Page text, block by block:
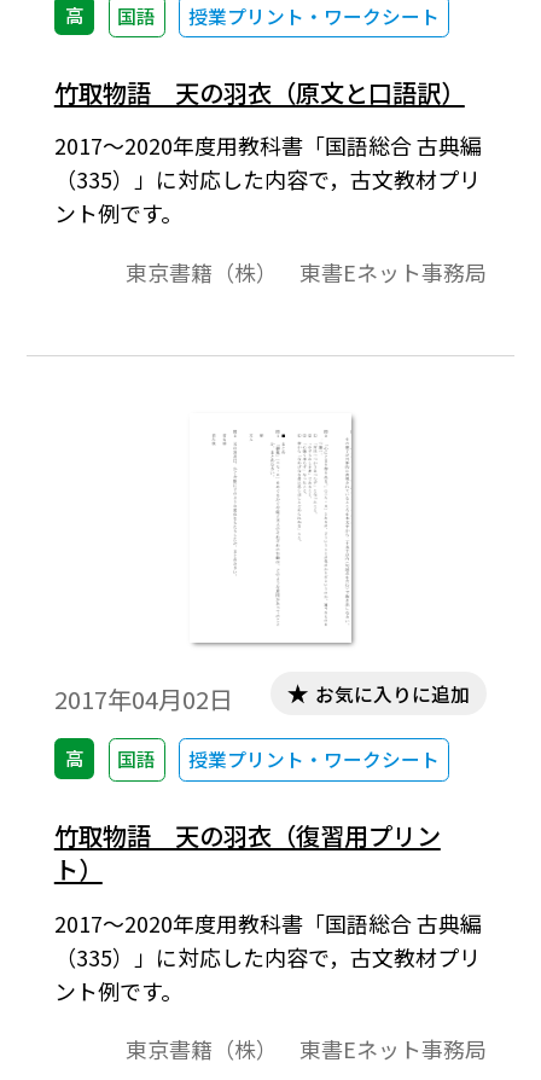
高 国語 授業プリント・ワークシート
竹取物語 天の羽衣（原文と口語訳）
2017～2020年度用教科書「国語総合 古典編
（335）」に対応した内容で，古文教材プリ
ント例です。
東京書籍（株） 東書Eネット事務局
2017年04月02日
高 国語 授業プリント・ワークシート
お気に入りに追加
竹取物語 天の羽衣（復習用プリン
ト）
2017～2020年度用教科書「国語総合 古典編
（335）」に対応した内容で，古文教材プリ
ント例です。
東京書籍（株） 東書Eネット事務局